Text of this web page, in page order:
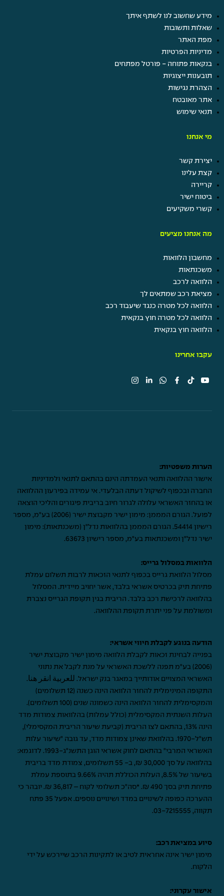
תוספת ימי חופשה באירועים
משפחתיים
חופש ביום הולדת
חברות במועדוני לקוחות
קרן מלגות
ערבי גיבוש ומסיבות
מידע שחשוב לנו לשתף איתך
שאלות ותשובות
מפת האתר
מדיניות הפרטיות
בנקאות פתוחה - פורטל מפתחים
תובענות ייצוגיות
הצהרת נגישות
אתר מאובטח
תנאי שימוש
מי אנחנו
יצירת קשר
קצת עלינו
קריירה
ביטוח ישיר
קשרי משקיעים
מה אנחנו מציעים
מחשבון הלוואות
משכנתאות
הלוואה לרכב
מציאת רכב שמתאים לך
הלוואה לכל מטרה כנגד שיעבוד רכב
הלוואה לכל מטרה חוץ בנקאית
הלוואה חוץ בנקאית
עקבו אחרינו
הערות משפטיות:
אישור ההלוואה ותנאי העמדתה הינם בהתאם לתנאי ולמדיניות
החברה ובכפוף לשיקול דעתה הבלעדי. אי עמידה בפירעון ההלוואה
או בהחזר האשראי עלולה לגרור חיוב בריבית פיגורים והליכי הוצאה
לפועל. הגורם המממן: מימון ישיר מקבוצת ישיר (2006) בע"מ, מספר
רישיון 54414. הגורם המממן בהלוואות נדל"ן (משכנתאות): מימון
ישיר נדל"ן ומשכנתאות בע"מ, מספר רישיון 63673.
הלוואות במסלול גרייס:
מסלול הלוואת גרייס בכפוף לתנאי הזכאות לרבות תשלום עמלת
פתיחת תיק בכרטיס אשראי בלבד, אשר יחויב מיידית. המסלול
בהלוואה לרכישת רכב בלבד. הריבית בגין תקופת הגרייס נצברת
ומשולמת על פני יתרת תקופת ההלוואה.
הודעה בנוגע לקבלת חיווי אשראי:
בפנייה לבחינת זכאות לקבלת הלוואה מימון ישיר מקבוצת ישיר
(2006) בע"מ תפנה ללשכת האשראי על מנת לקבל את נתוני
האשראי המצויים אודותייך במאגר בנק ישראל. للعربية انقر هنا.
התקופה המינימלית להחזר הלוואה הינה כשנה (12 תשלומים)
והמקסימלית להחזר הלוואה הינה כשמונה שנים (100 תשלומים).
העלות השנתית המקסימלית (כולל עמלות) בהלוואות צמודות מדד
הינה 13%, בהתאם לצו הריבית (קביעת שיעור הריבית המקסימלי),
תש"ל-1970. בהלוואת שאינן צמודות מדד, עד גובה "שיעור עלות
האשראי המרבי" בהתאם לחוק אשראי הוגן התשנ"ג-1993. לדוגמא:
בהלוואה על סך 30,000 ₪, ב- 55 תשלומים, צמודת מדד בריבית
בשיעור של 8.5%, העלות הכוללת תהיה 9.66% בתוספת עמלת
פתיחת תיק בסך 490 ₪. *סה"כ תשלומי לקוח – 36,817 ₪. יובהר כי
ההערכה כפופה לשינויים במדד ושינויים נוספים. אפעל 35 פתח
תקווה, 03-7215555
.
סיוע במציאת רכב:
מימון ישיר אינה אחראית לטיב או לתקינות הרכב שיירכש על ידי
הלקוח.
אישור עקרוני: